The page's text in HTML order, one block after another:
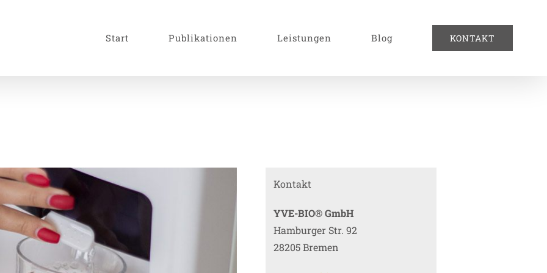
Start Publikationen Leistungen Blog KONTAKT
Kontakt
YVE-BIO® GmbH
Hamburger Str. 92
28205 Bremen